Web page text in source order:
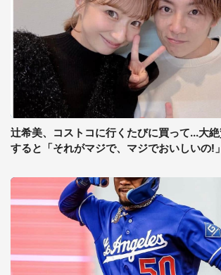
辻希美、コストコに行くたびに買って...大
すると「それがマジで、マジでおいしいの!」